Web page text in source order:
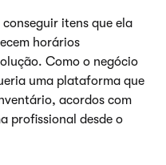
itens que ela
horários
Como o negócio
uma plataforma que
acordos com
profissional desde o